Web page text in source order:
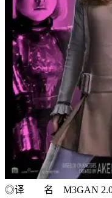
◎译 名 M3GAN 2.0/